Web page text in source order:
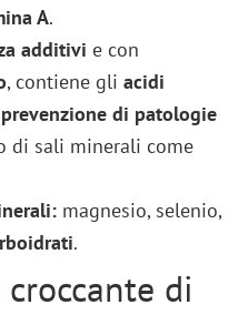
A.
additivi e con
, contiene gli acidi
di patologie
di sali minerali come
magnesio, selenio,
.
di